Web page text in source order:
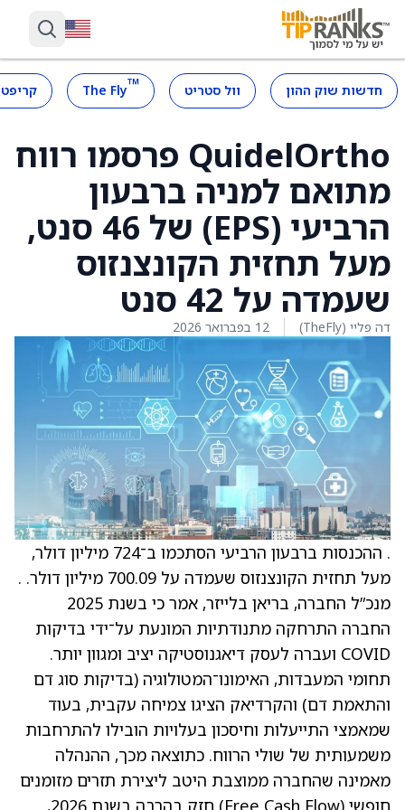
חדשות שוק ההון וול סטריט ™
The Fly
QuidelOrtho פרסמו רווח
מתואם למניה ברבעון
הרביעי (EPS) של 46 סנט,
מעל תחזית הקונצנזוס
שעמדה על 42 סנט
דה פליי (TheFly) 12 בפברואר 2026
. ההכנסות ברבעון הרביעי הסתכמו ב־724 מיליון דולר,
מעל תחזית הקונצנזוס שעמדה על 700.09 מיליון דולר. .
מנכ”ל החברה, בריאן בלייזר, אמר כי בשנת 2025
החברה התרחקה מתנודתיות המונעת על־ידי בדיקות
COVID ועברה לעסק דיאגנוסטיקה יציב ומגוון יותר.
תחומי המעבדות, האימונו־המטולוגיה (בדיקות סוג דם
והתאמת דם) והקרדיאק הציגו צמיחה עקבית, בעוד
שמאמצי התייעלות וחיסכון בעלויות הובילו להתרחבות
משמעותית של שולי הרווח. כתוצאה מכך, ההנהלה
מאמינה שהחברה ממוצבת היטב ליצירת תזרים מזומנים
חופשי (Free Cash Flow) חזק בהרבה בשנת 2026,